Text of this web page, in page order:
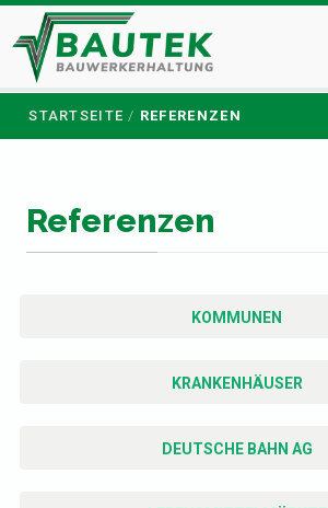
STARTSEITE REFERENZEN
Referenzen
KOMMUNEN
KRANKENHÄUSER
DEUTSCHE BAHN AG